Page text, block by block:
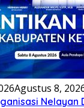
Agustus 8,
Nelayan